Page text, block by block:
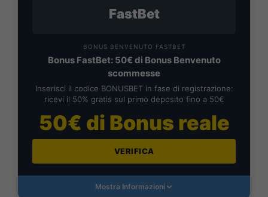
FastBet
BONUS BENVENUTO FASTBET
Bonus FastBet: 50€ di Bonus Benvenuto
scommesse
Inserisci il codice BONUSBET in fase di registrazione:
ricevi il 50% gratis sul primo deposito fino a 50€
50€ di Bonus reale
VERIFICA
Mostra Informazioni